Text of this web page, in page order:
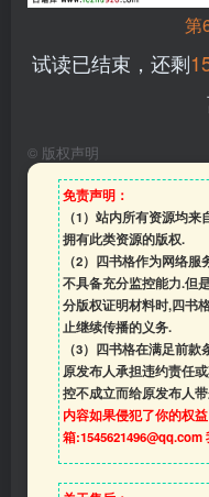
第
试读已结束，还剩
© 版权声明
免责声明：
（1）站内所有资源均
拥有此类资源的版权.
（2）四书格作为网络
不具备充分监控能力.但
分版权证明材料时,四书
止继续传播的义务.
（3）四书格在满足前
原发布人承担违约责任
控不成立而给原发布人
内容如果侵犯了你的权
箱